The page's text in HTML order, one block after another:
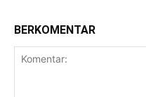
BERKOMENTAR